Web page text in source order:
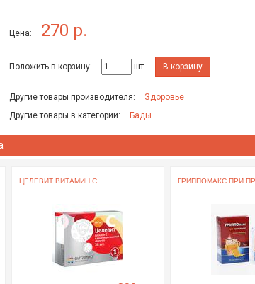
Цена: 270 р.
Положить в корзину: шт. В корзину
Другие товары производителя:
Здоровье
Другие товары в категории:
Бады
ЦЕЛЕВИТ ВИТАМИН С ... ГРИППОМАКС ПРИ